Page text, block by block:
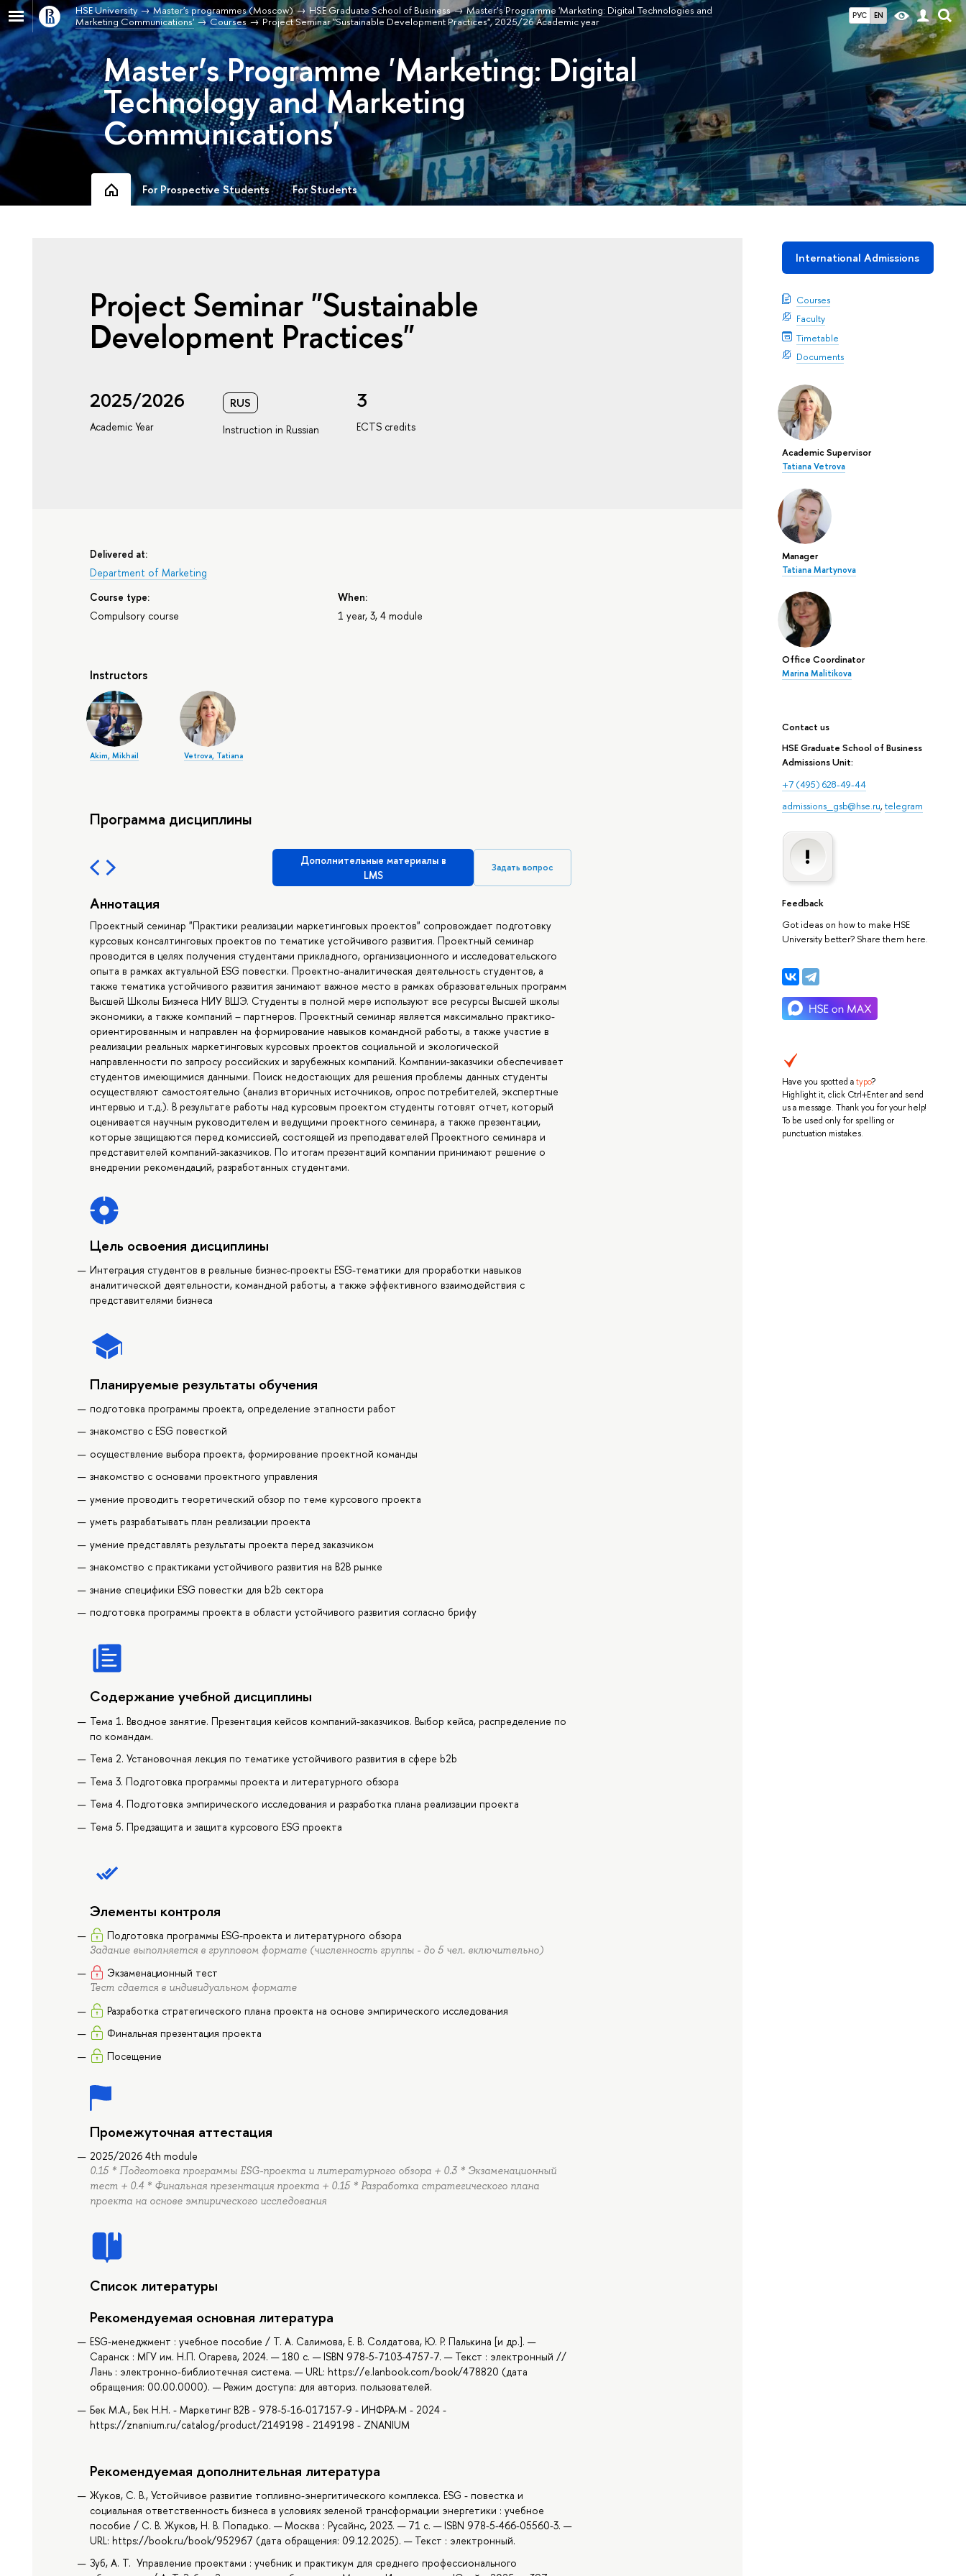
РУС EN
HSE University Master's programmes (Moscow) HSE Graduate School of Business
Master’s Programme 'Marketing: Digital Technologies and
Marketing Communications'
Courses Project Seminar "Sustainable Development Practices", 2025/26 Academic year
Master’s Programme 'Marketing: Digital
Technology and Marketing
Communications'
For Prospective Students For Students
International Admissions
Courses
Faculty
Timetable
Documents
Academic Supervisor
Tatiana Vetrova
Manager
Tatiana Martynova
Office Coordinator
Marina Malitikova
Contact us
HSE Graduate School of Business
Admissions Unit:
+7 (495) 628-49-44
admissions_gsb@hse.ru, telegram
Feedback
Got ideas on how to make HSE
University better? Share them here.
Have you spotted atypo?
Highlight it, click Ctrl+Enter and send
us a message. Thank you for your help!
To be used only for spelling or
punctuation mistakes.
Project Seminar "Sustainable
Development Practices"
2025/2026
Academic Year
RUS
Instruction in Russian
3
ECTS credits
Delivered at:
Department of Marketing
Course type:
Compulsory course
When:
1 year, 3, 4 module
Instructors
Akim, Mikhail Vetrova, Tatiana
Программа дисциплины
Дополнительные материалы в
LMS
Задать вопрос
Аннотация
Проектный семинар "Практики реализации маркетинговых проектов" сопровождает подготовку
курсовых консалтинговых проектов по тематике устойчивого развития. Проектный семинар
проводится в целях получения студентами прикладного, организационного и исследовательского
опыта в рамках актуальной ESG повестки. Проектно-аналитическая деятельность студентов, а
также тематика устойчивого развития занимают важное место в рамках образовательных программ
Высшей Школы Бизнеса НИУ ВШЭ. Студенты в полной мере используют все ресурсы Высшей школы
экономики, а также компаний – партнеров. Проектный семинар является максимально практико-
ориентированным и направлен на формирование навыков командной работы, а также участие в
реализации реальных маркетинговых курсовых проектов социальной и экологической
направленности по запросу российских и зарубежных компаний. Компании-заказчики обеспечивает
студентов имеющимися данными. Поиск недостающих для решения проблемы данных студенты
осуществляют самостоятельно (анализ вторичных источников, опрос потребителей, экспертные
интервью и т.д.). В результате работы над курсовым проектом студенты готовят отчет, который
оценивается научным руководителем и ведущими проектного семинара, а также презентации,
которые защищаются перед комиссией, состоящей из преподавателей Проектного семинара и
представителей компаний-заказчиков. По итогам презентаций компании принимают решение о
внедрении рекомендаций, разработанных студентами.
Цель освоения дисциплины
Интеграция студентов в реальные бизнес-проекты ESG-тематики для проработки навыков
аналитической деятельности, командной работы, а также эффективного взаимодействия с
представителями бизнеса
Планируемые результаты обучения
подготовка программы проекта, определение этапности работ
знакомство с ESG повесткой
осуществление выбора проекта, формирование проектной команды
знакомство с основами проектного управления
умение проводить теоретический обзор по теме курсового проекта
уметь разрабатывать план реализации проекта
умение представлять результаты проекта перед заказчиком
знакомство с практиками устойчивого развития на B2B рынке
знание специфики ESG повестки для b2b сектора
подготовка программы проекта в области устойчивого развития согласно брифу
Содержание учебной дисциплины
Тема 1. Вводное занятие. Презентация кейсов компаний-заказчиков. Выбор кейса, распределение по
по командам.
Тема 2. Установочная лекция по тематике устойчивого развития в сфере b2b
Тема 3. Подготовка программы проекта и литературного обзора
Тема 4. Подготовка эмпирического исследования и разработка плана реализации проекта
Тема 5. Предзащита и защита курсового ESG проекта
Элементы контроля
Подготовка программы ESG-проекта и литературного обзора
Задание выполняется в групповом формате (численность группы - до 5 чел. включительно)
Экзаменационный тест
Тест сдается в индивидуальном формате
Разработка стратегического плана проекта на основе эмпирического исследования
Финальная презентация проекта
Посещение
Промежуточная аттестация
2025/2026 4th module
0.15 * Подготовка программы ESG-проекта и литературного обзора + 0.3 * Экзаменационный
тест + 0.4 * Финальная презентация проекта + 0.15 * Разработка стратегического плана
проекта на основе эмпирического исследования
Список литературы
Рекомендуемая основная литература
ESG-менеджмент : учебное пособие / Т. А. Салимова, Е. В. Солдатова, Ю. Р. Палькина [и др.]. —
Саранск : МГУ им. Н.П. Огарева, 2024. — 180 с. — ISBN 978-5-7103-4757-7. — Текст : электронный //
Лань : электронно-библиотечная система. — URL: https://e.lanbook.com/book/478820 (дата
обращения: 00.00.0000). — Режим доступа: для авториз. пользователей.
Бек М.А., Бек Н.Н. - Маркетинг В2В - 978-5-16-017157-9 - ИНФРА-М - 2024 -
https://znanium.ru/catalog/product/2149198 - 2149198 - ZNANIUM
Рекомендуемая дополнительная литература
Жуков, С. В., Устойчивое развитие топливно-энергитического комплекса. ESG - повестка и
социальная ответственность бизнеса в условиях зеленой трансформации энергетики : учебное
пособие / С. В. Жуков, Н. В. Попадько. — Москва : Русайнс, 2023. — 71 с. — ISBN 978-5-466-05560-3. —
URL: https://book.ru/book/952967 (дата обращения: 09.12.2025). — Текст : электронный.
Зуб, А. Т. Управление проектами : учебник и практикум для среднего профессионального